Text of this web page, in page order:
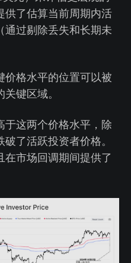
供了估算当前周期内活
通过剔除丢失和长期未
价格水平的位置可以被
键区域。
于这两个价格水平，除
了活跃投资者价格。
市场回调期间提供了